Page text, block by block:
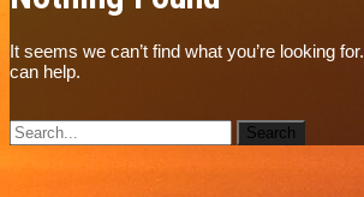
It seems we can’t find what you’re looking
can help.